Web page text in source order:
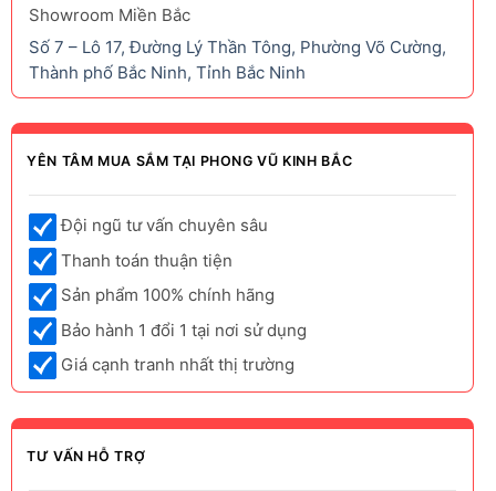
Showroom Miền Bắc
Số 7 – Lô 17, Đường Lý Thần Tông, Phường Võ Cường,
Thành phố Bắc Ninh, Tỉnh Bắc Ninh
YÊN TÂM MUA SẮM TẠI PHONG VŨ KINH BẮC
Đội ngũ tư vấn chuyên sâu
Thanh toán thuận tiện
Sản phẩm 100% chính hãng
Bảo hành 1 đổi 1 tại nơi sử dụng
Giá cạnh tranh nhất thị trường
TƯ VẤN HỖ TRỢ